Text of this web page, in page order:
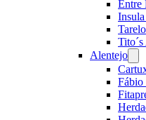
Entre
Tarelo
Alentejo
Fábio